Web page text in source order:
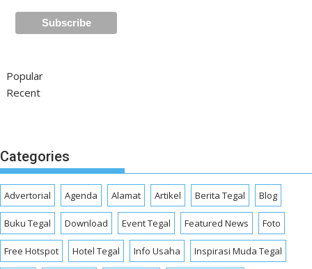
Popular
Recent
Categories
Advertorial Agenda Alamat Artikel Berita Tegal Blog
Buku Tegal Download Event Tegal Featured News Foto
Free Hotspot Hotel Tegal Info Usaha Inspirasi Muda Tegal